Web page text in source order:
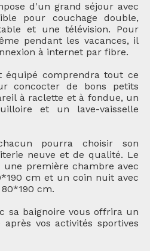
d'un grand séjour avec
pour couchage double,
et une télévision. Pour
pendant les vacances, il
à internet par fibre.
équipé comprendra tout ce
concocter de bons petits
à raclette et à fondue, un
et un lave-vaisselle
pourra choisir son
neuve et de qualité. Le
une première chambre avec
cm et un coin nuit avec
cm.
sa baignoire vous offrira un
vos activités sportives